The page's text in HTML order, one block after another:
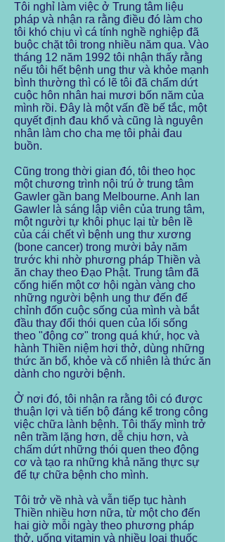
Tôi nghỉ làm việc ở Trung tâm liệu
pháp và nhận ra rằng điều đó làm cho
tôi khó chịu vì cá tính nghề nghiệp đã
buộc chặt tôi trong nhiều năm qua. Vào
tháng 12 năm 1992 tôi nhận thấy rằng
nếu tôi hết bệnh ung thư và khỏe mạnh
bình thường thì có lẽ tôi đã chấm dứt
cuộc hôn nhân hai mươi bốn năm của
mình rồi. Đây là một vấn đề bế tắc, một
quyết định đau khổ và cũng là nguyên
nhân làm cho cha mẹ tôi phải đau
buồn.
Cũng trong thời gian đó, tôi theo học
một chương trình nội trú ở trung tâm
Gawler gần bang Melbourne. Anh Ian
Gawler là sáng lập viên của trung tâm,
một người tự khôi phục lại từ bên lề
của cái chết vì bệnh ung thư xương
(bone cancer) trong mười bảy năm
trước khi nhờ phương pháp Thiền và
ăn chay theo Đạo Phật. Trung tâm đã
cống hiến một cơ hội ngàn vàng cho
những người bệnh ung thư đến để
chỉnh đốn cuộc sống của mình và bắt
đầu thay đổi thói quen của lối sống
theo "động cơ" trong quá khứ, học và
hành Thiền niệm hơi thở, dùng những
thức ăn bổ, khỏe và cố nhiên là thức ăn
dành cho người bệnh.
Ở nơi đó, tôi nhận ra rằng tôi có được
thuận lợi và tiến bộ đáng kể trong công
việc chữa lành bệnh. Tôi thấy mình trở
nên trầm lặng hơn, dễ chịu hơn, và
chấm dứt những thói quen theo động
cơ và tạo ra những khả năng thực sự
để tự chữa bệnh cho mình.
Tôi trở về nhà và vẫn tiếp tục hành
Thiền nhiều hơn nữa, từ một cho đến
hai giờ mỗi ngày theo phương pháp
thở, uống vitamin và nhiều loại thuốc